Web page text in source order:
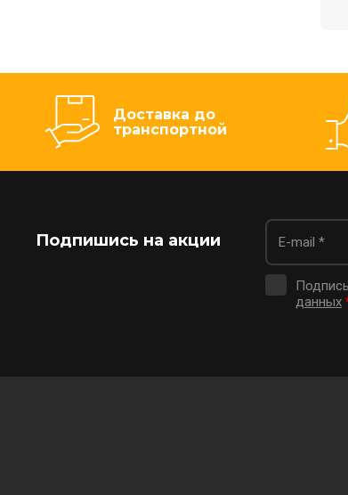
Доставка до
транспортной
Подпишись на акции
данных